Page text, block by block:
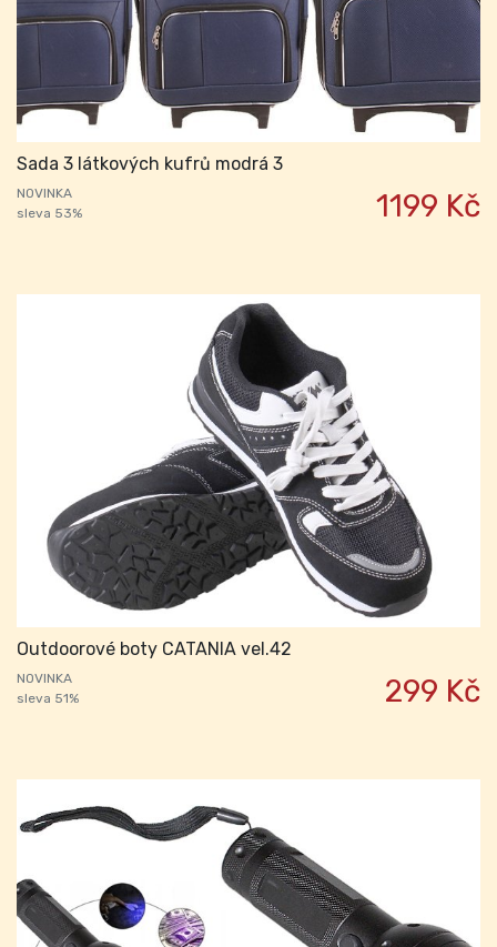
Sada 3 látkových kufrů modrá 3
NOVINKA
sleva 53%
1199 Kč
Outdoorové boty CATANIA vel.42
NOVINKA
sleva 51%
299 Kč